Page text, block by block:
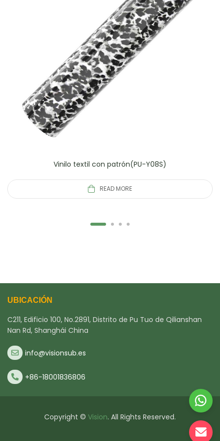
Vinilo textil con patrón(PU-Y08S)
READ MORE
UBICACIÓN
C211, Edificio 100, No.2891, Distrito de Pu Tuo de Qilianshan
Nan Rd, Shanghái China
info@visionsub.es
+86-18001836806
Copyright © Vision. All Rights Reserved.